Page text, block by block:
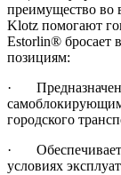
преимущество во
Klotz помогают
Estorlin® бросает
позициям:
·
городского
· Обеспечивает
условиях